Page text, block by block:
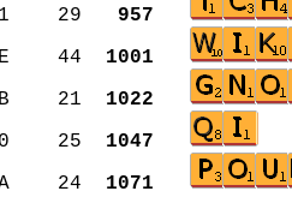
29 957
44 1001
21 1022
25 1047
24 1071